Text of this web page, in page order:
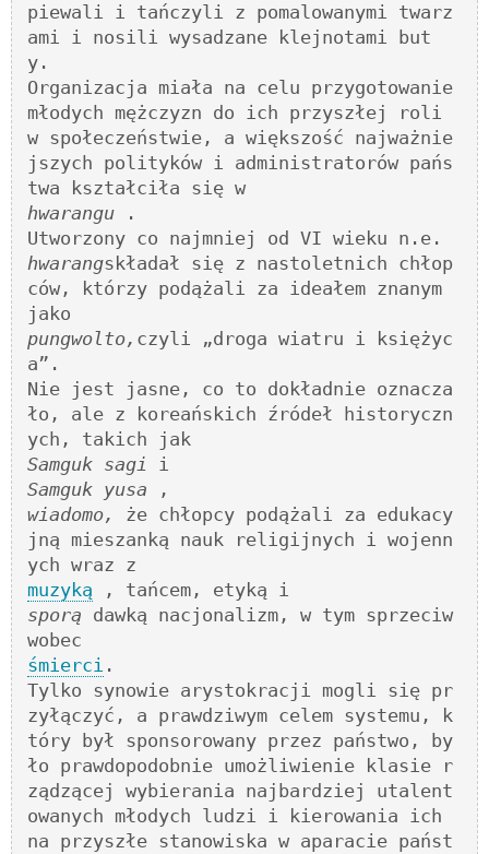
piewali i tańczyli z pomalowanymi twarz
ami i nosili wysadzane klejnotami but
y.
Organizacja miała na celu przygotowanie
młodych mężczyzn do ich przyszłej roli
w społeczeństwie, a większość najważnie
jszych polityków i administratorów pańs
hwarangu .
hwarangskładał się z nastoletnich chłop
ców, którzy podążali za ideałem znanym
pungwolto, czyli „droga wiatru i księżyc
a”.
Nie jest jasne, co to dokładnie oznacza
ło, ale z koreańskich źródeł historyczn
Samguk sagi
Samguk yusa
wiadomo,
że chłopcy podążali za edukacy
jną mieszanką nauk religijnych i wojenn
muzyką
sporą dawką nacjonalizm, w tym sprzeciw
śmierci .
Tylko synowie arystokracji mogli się pr
zyłączyć, a prawdziwym celem systemu, k
tóry był sponsorowany przez państwo, by
ło prawdopodobnie umożliwienie klasie r
ządzącej wybierania najbardziej utalent
owanych młodych ludzi i kierowania ich
na przyszłe stanowiska w aparacie państ